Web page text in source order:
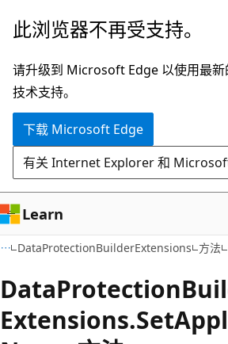
跳
主
要
内
跳
页
内
导
此浏览器不再受支持。
请升级到 Microsoft Edge 以使用最新
技术支持。
下载 Microsoft Edge
有关 Internet Explorer 和
Learn
DataProtectionBuilderExtensions 方法
DataProtection
Extensions.Set